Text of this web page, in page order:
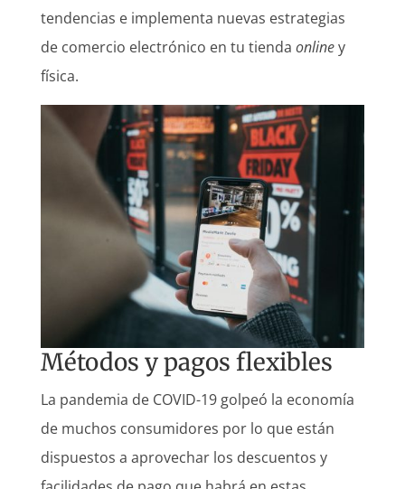
tendencias e implementa nuevas estrategias
de comercio electrónico en tu tienda onliney
física.
Métodos y pagos flexibles
La pandemia de COVID-19 golpeó la economía
de muchos consumidores por lo que están
dispuestos a aprovechar los descuentos y